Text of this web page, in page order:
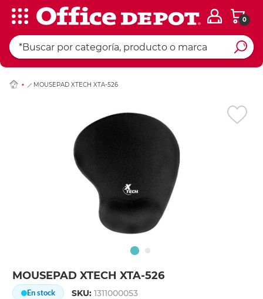
0
MOUSEPAD XTECH XTA-526
MOUSEPAD XTECH XTA-526
En stock SKU:1311000053
Ingresar Codigo